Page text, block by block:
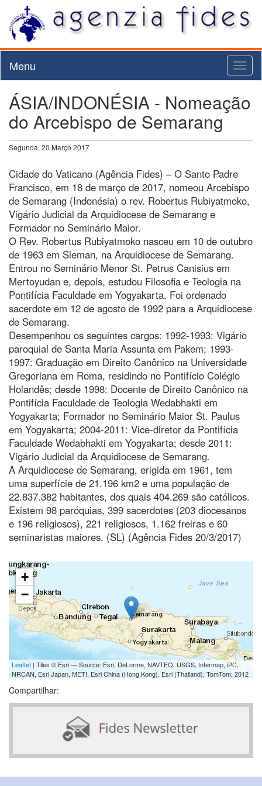
Menu
ÁSIA/INDONÉSIA - Nomeação
do Arcebispo de Semarang
Segunda, 20 Março 2017
Cidade do Vaticano (Agência Fides) – O Santo Padre
Francisco, em 18 de março de 2017, nomeou Arcebispo
de Semarang (Indonésia) o rev. Robertus Rubiyatmoko,
Vigário Judicial da Arquidiocese de Semarang e
Formador no Seminário Maior.
O Rev. Robertus Rubiyatmoko nasceu em 10 de outubro
de 1963 em Sleman, na Arquidiocese de Semarang.
Entrou no Seminário Menor St. Petrus Canisius em
Mertoyudan e, depois, estudou Filosofia e Teologia na
Pontifícia Faculdade em Yogyakarta. Foi ordenado
sacerdote em 12 de agosto de 1992 para a Arquidiocese
de Semarang.
Desempenhou os seguintes cargos: 1992-1993: Vigário
paroquial de Santa Maria Assunta em Pakem; 1993-
1997: Graduação em Direito Canônico na Universidade
Gregoriana em Roma, residindo no Pontifício Colégio
Holandês; desde 1998: Docente de Direito Canônico na
Pontifícia Faculdade de Teologia Wedabhakti em
Yogyakarta; Formador no Seminário Maior St. Paulus
em Yogyakarta; 2004-2011: Vice-diretor da Pontifícia
Faculdade Wedabhakti em Yogyakarta; desde 2011:
Vigário Judicial da Arquidiocese de Semarang.
A Arquidiocese de Semarang, erigida em 1961, tem
uma superfície de 21.196 km2 e uma população de
22.837.382 habitantes, dos quais 404.269 são católicos.
Existem 98 paróquias, 399 sacerdotes (203 diocesanos
e 196 religiosos), 221 religiosos, 1.162 freiras e 60
seminaristas maiores. (SL) (Agência Fides 20/3/2017)
+
−
Leaflet | Tiles © Esri — Source: Esri, DeLorme, NAVTEQ, USGS, Intermap, iPC,
NRCAN, Esri Japan, METI, Esri China (Hong Kong), Esri (Thailand), TomTom, 2012
Compartilhar: